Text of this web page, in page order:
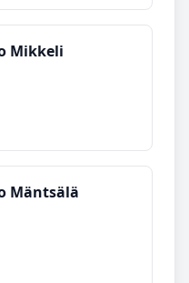
Mikkeli
Mäntsälä